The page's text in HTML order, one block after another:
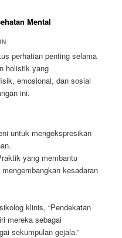
Mental
perhatian penting selama
holistik yang
emosional, dan sosial
ini.
untuk mengekspresikan
yang membantu
kesadaran
klinis, “Pendekatan
mereka sebagai
sekumpulan gejala.”